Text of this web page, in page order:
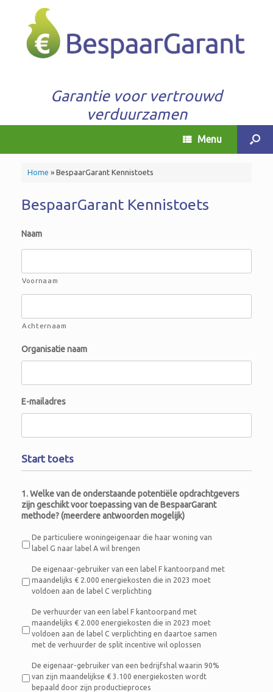
Garantie voor vertrouwd
verduurzamen
Menu
Home » BespaarGarant Kennistoets
BespaarGarant Kennistoets
Naam
Voornaam
Achternaam
Organisatie naam
E-mailadres
Start toets
1. Welke van de onderstaande potentiële opdrachtgevers
zijn geschikt voor toepassing van de BespaarGarant
methode? (meerdere antwoorden mogelijk)
De particuliere woningeigenaar die haar woning van
label G naar label A wil brengen
De eigenaar-gebruiker van een label F kantoorpand met
maandelijks € 2.000 energiekosten die in 2023 moet
voldoen aan de label C verplichting
De verhuurder van een label F kantoorpand met
maandelijks € 2.000 energiekosten die in 2023 moet
voldoen aan de label C verplichting en daartoe samen
met de verhuurder de split incentive wil oplossen
De eigenaar-gebruiker van een bedrijfshal waarin 90%
van zijn maandelijkse € 3.100 energiekosten wordt
bepaald door zijn productieproces